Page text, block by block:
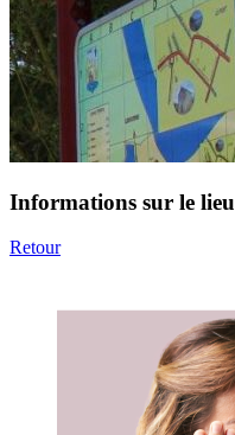
Informations sur le lieu
Retour